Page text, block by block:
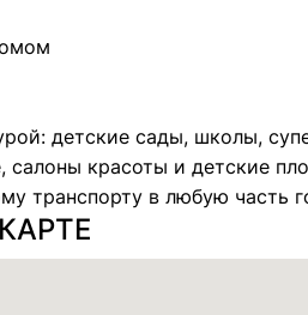
детские сады, школы,
салоны красоты и детские
транспорту в любую часть